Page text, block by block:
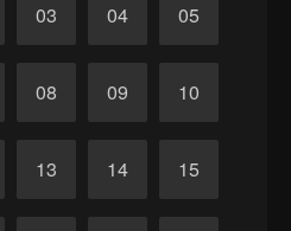
03 04 05
08 09 10
13 14 15